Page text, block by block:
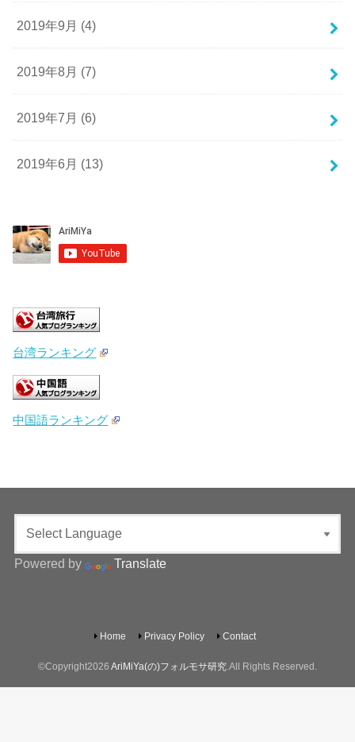
2019年9月 (4)
2019年8月 (7)
2019年7月 (6)
2019年6月 (13)
台湾ランキング
中国語ランキング
Powered by Translate
Home Privacy Policy Contact
©Copyright2026 AriMiYa(の)フォルモサ研究 .All Rights Reserved.